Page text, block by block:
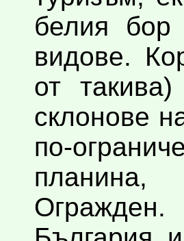
белия бор
видове.
от
склонове
по-